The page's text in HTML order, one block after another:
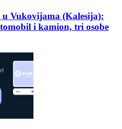
u Vukovijama (Kalesija):
i kamion, tri osobe